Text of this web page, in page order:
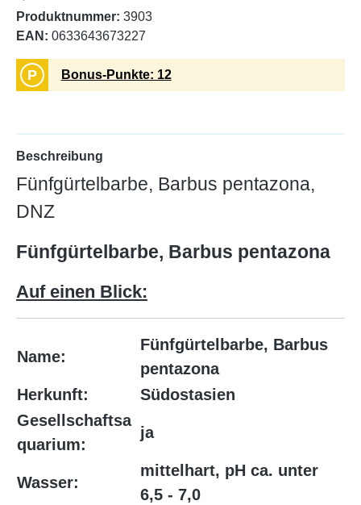
Produktnummer: 3903
EAN: 0633643673227
P Bonus-Punkte: 12
Beschreibung
Fünfgürtelbarbe, Barbus pentazona,
DNZ
Fünfgürtelbarbe, Barbus pentazona
Auf einen Blick:
Name:
Fünfgürtelbarbe, Barbus
pentazona
Herkunft:
Südostasien
Gesellschaftsa
quarium:
ja
Wasser:
mittelhart, pH ca. unter
6,5 - 7,0